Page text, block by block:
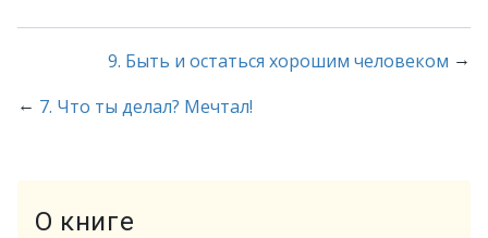
9. Быть и остаться хорошим человеком →
← 7. Что ты делал? Мечтал!
О книге